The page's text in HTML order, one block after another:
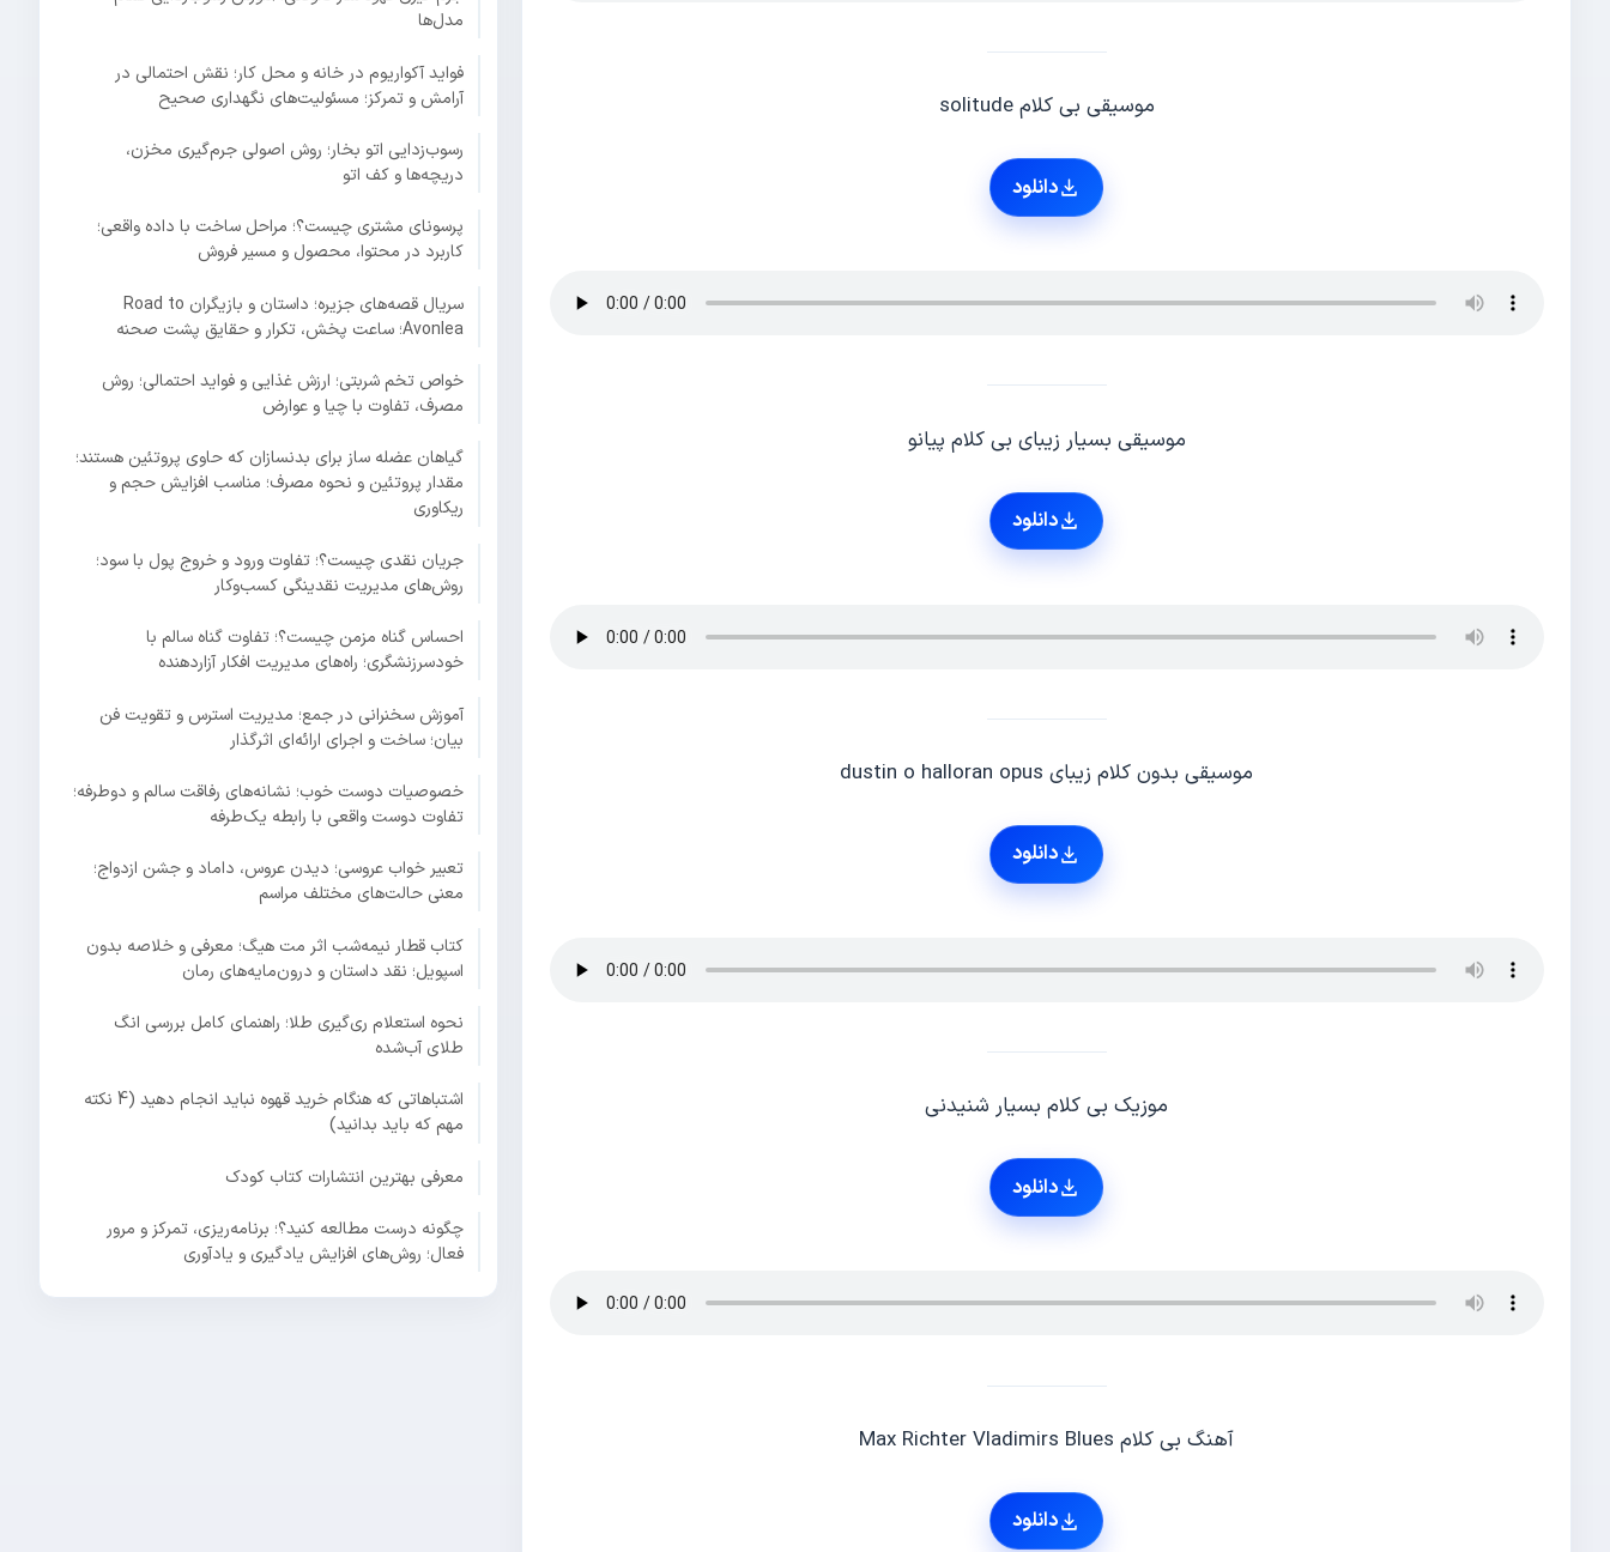
موسیقی بی کلام solitude
دانلود
موسیقی بسیار زیبای بی کلام پیانو
دانلود
موسیقی بدون کلام زیبای dustin o halloran opus
دانلود
موزیک بی کلام بسیار شنیدنی
دانلود
آهنگ بی کلام Max Richter Vladimirs Blues
دانلود
مدل‌ها
فواید آکواریوم در خانه و محل کار؛ نقش احتمالی در
آرامش و تمرکز؛ مسئولیت‌های نگهداری صحیح
رسوب‌زدایی اتو بخار؛ روش اصولی جرم‌گیری مخزن،
دریچه‌ها و کف اتو
پرسونای مشتری چیست؟؛ مراحل ساخت با داده واقعی؛
کاربرد در محتوا، محصول و مسیر فروش
سریال قصه‌های جزیره؛ داستان و بازیگران Road to
Avonlea؛ ساعت پخش، تکرار و حقایق پشت صحنه
خواص تخم شربتی؛ ارزش غذایی و فواید احتمالی؛ روش
مصرف، تفاوت با چیا و عوارض
گیاهان عضله ساز برای بدنسازان که حاوی پروتئین هستند؛
مقدار پروتئین و نحوه مصرف؛ مناسب افزایش حجم و
ریکاوری
جریان نقدی چیست؟؛ تفاوت ورود و خروج پول با سود؛
روش‌های مدیریت نقدینگی کسب‌وکار
احساس گناه مزمن چیست؟؛ تفاوت گناه سالم با
خودسرزنشگری؛ راه‌های مدیریت افکار آزاردهنده
آموزش سخنرانی در جمع؛ مدیریت استرس و تقویت فن
بیان؛ ساخت و اجرای ارائه‌ای اثرگذار
خصوصیات دوست خوب؛ نشانه‌های رفاقت سالم و دوطرفه؛
تفاوت دوست واقعی با رابطه یک‌طرفه
تعبیر خواب عروسی؛ دیدن عروس، داماد و جشن ازدواج؛
معنی حالت‌های مختلف مراسم
کتاب قطار نیمه‌شب اثر مت هیگ؛ معرفی و خلاصه بدون
اسپویل؛ نقد داستان و درون‌مایه‌های رمان
نحوه استعلام ری‌گیری طلا؛ راهنمای کامل بررسی انگ
طلای آب‌شده
اشتباهاتی که هنگام خرید قهوه نباید انجام دهید (4 نکته
مهم که باید بدانید)
معرفی بهترین انتشارات کتاب کودک
چگونه درست مطالعه کنید؟؛ برنامه‌ریزی، تمرکز و مرور
فعال؛ روش‌های افزایش یادگیری و یادآوری